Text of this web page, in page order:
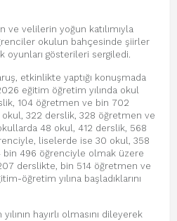
velilerin yoğun katılımıyla
okulun bahçesinde şiirler
oyunları gösterileri sergiledi.
etkinlikte yaptığı konuşmada
eğitim öğretim yılında okul
104 öğretmen ve bin 702
322 derslik, 328 öğretmen ve
48 okul, 412 derslik, 568
liselerde ise 30 okul, 358
bin 496 öğrenciyle olmak üzere
derslikte, bin 514 öğretmen ve
öğretim yılına başladıklarını
hayırlı olmasını dileyerek